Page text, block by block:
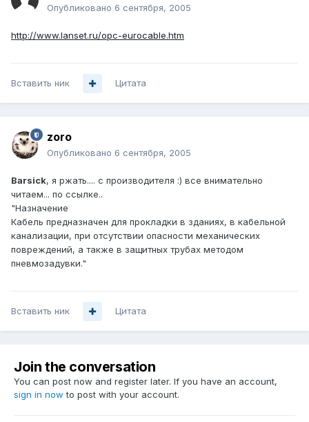
Опубликовано 6 сентября, 2005
http://www.lanset.ru/opc-eurocable.htm
Вставить ник Цитата
zoro
Опубликовано 6 сентября, 2005
Barsick, я ржать.... с производителя :) все внимательно
читаем... по ссылке..
"Назначение
Кабель предназначен для прокладки в зданиях, в кабельной
канализации, при отсутствии опасности механических
повреждений, а также в защитных трубах методом
пневмозадувки."
Вставить ник Цитата
Join the conversation
You can post now and register later. If you have an account,
sign in now to post with your account.